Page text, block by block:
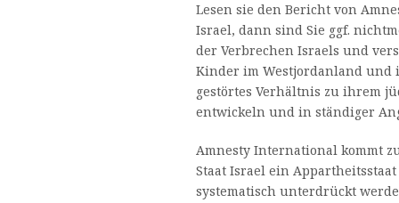
Lesen sie den Bericht von
Israel, dann sind Sie ggf.
der Verbrechen Israels und
Kinder im Westjordanland und
gestörtes Verhältnis zu ihrem
entwickeln und in ständiger
Amnesty International kommt
Staat Israel ein
systematisch unterdrückt